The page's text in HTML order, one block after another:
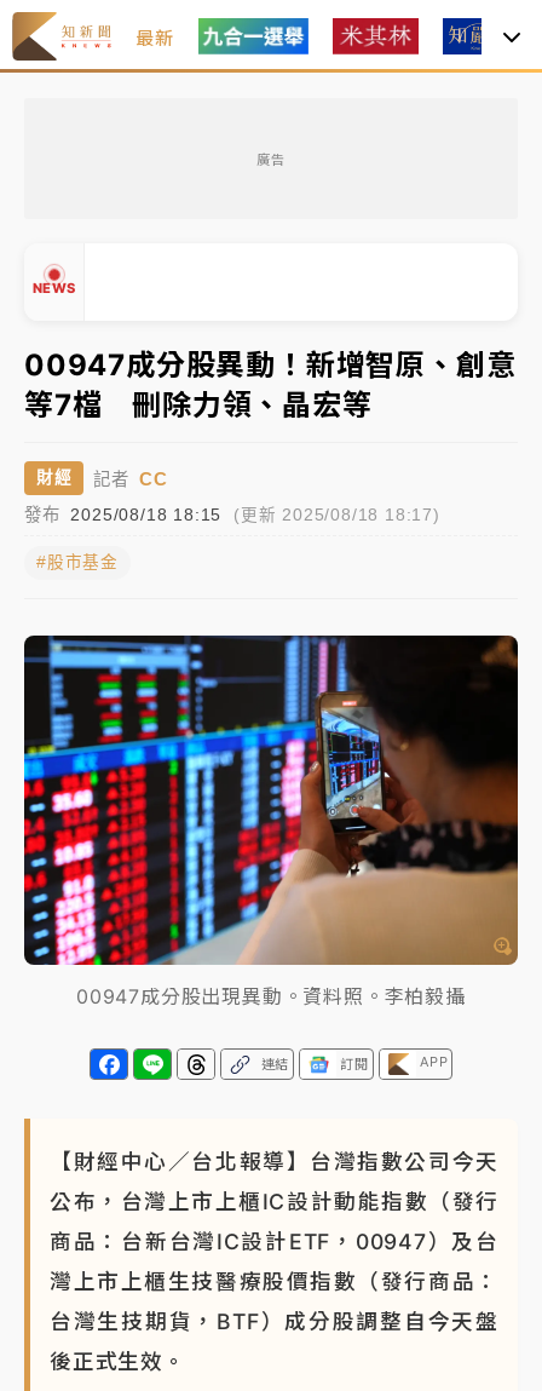
最新
廣告
NEWS
有片｜
中颱白海豚風雨來了！中部以北防豪雨 今晚、明天影
響最劇烈
4800＋拖吊費
油價持續凍漲！ 中油宣布下周一汽柴油價格維持不變
有片｜ 白海豚暴風圈逼近！新北淡水赫見龍捲風 榕樹
連根拔起
中颱白海豚風雨來了！中部以北防豪雨 今晚、明天影
響最劇烈
白海豚逼近！北市水門只出不進 未移置車輛最高罰
4800＋拖吊費
00947成分股異動！新增智原、創意
等7檔 刪除力領、晶宏等
財經 記者 CC
發布 2025/08/18 18:15 (更新 2025/08/18 18:17)
#股市基金
00947成分股出現異動。資料照。李柏毅攝
連結 訂閱 APP
【財經中心／台北報導】台灣指數公司今天
公布，台灣上市上櫃IC設計動能指數（發行
商品：台新台灣IC設計ETF，00947）及台
灣上市上櫃生技醫療股價指數（發行商品：
台灣生技期貨，BTF）成分股調整自今天盤
後正式生效。